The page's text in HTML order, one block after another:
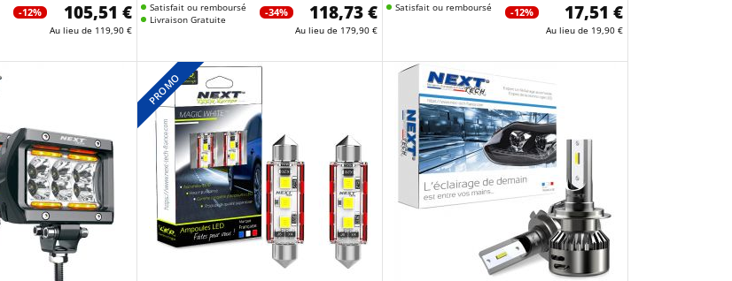
-12% 105,51 €
Au lieu de 119,90 €
Satisfait ou remboursé
Livraison Gratuite
-34% 118,73 €
Au lieu de 179,90 €
Satisfait ou remboursé -12% 17,51 €
Au lieu de 19,90 €
PROMO